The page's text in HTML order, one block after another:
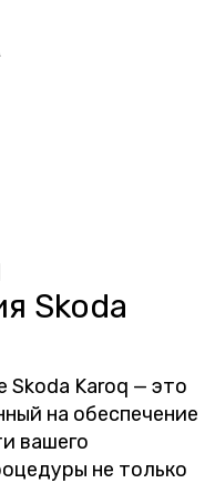
Skoda
Skoda Karoq — это
на обеспечение
вашего
не только